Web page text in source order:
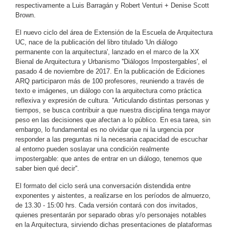
respectivamente a
Luis Barragán y Robert Venturi + Denise Scott
Brown.
El nuevo ciclo del área de Extensión de la Escuela de Arquitectura
UC, nace de la publicación del libro titulado 'Un diálogo
permanente con la arquitectura', lanzado en el marco de la XX
Bienal de Arquitectura y Urbanismo ''Diálogos Impostergables', el
pasado 4 de noviembre de 2017. En la publicación de Ediciones
ARQ participaron más de 100 profesores, reuniendo a través de
texto e imágenes, un diálogo con la arquitectura como práctica
reflexiva y expresión de cultura. ''Articulando distintas personas y
tiempos, se busca contribuir a que nuestra disciplina tenga mayor
peso en las decisiones que afectan a lo público. En esa tarea, sin
embargo, lo fundamental es no olvidar que ni la urgencia por
responder a las preguntas ni la necesaria capacidad de escuchar
al entorno pueden soslayar una condición realmente
impostergable: que antes de entrar en un diálogo, tenemos que
saber bien qué decir''.
El formato del ciclo será una conversación distendida entre
exponentes y aistentes, a realizarse en los períodos de almuerzo,
de 13.30 - 15:00 hrs. Cada versión contará con dos invitados,
quienes presentarán por separado obras y/o personajes notables
en la Arquitectura, sirviendo dichas presentaciones de plataformas